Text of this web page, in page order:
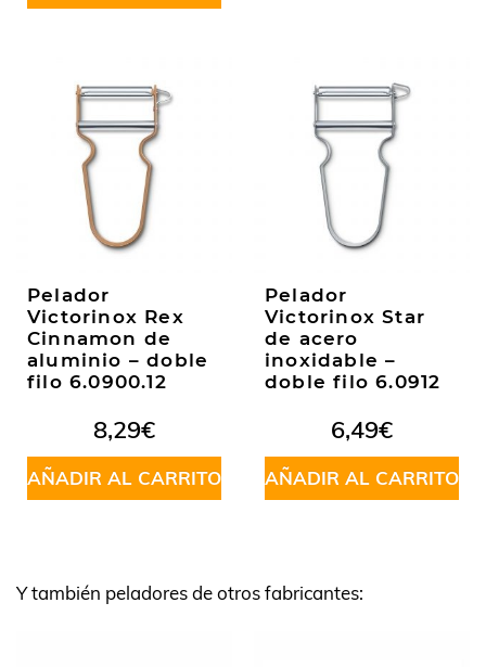
Pelador
Victorinox Rex
Cinnamon de
aluminio – doble
filo 6.0900.12
8,29€
AÑADIR AL CARRITO
Pelador
Victorinox Star
de acero
inoxidable –
doble filo 6.0912
6,49€
AÑADIR AL CARRITO
Y también peladores de otros fabricantes: